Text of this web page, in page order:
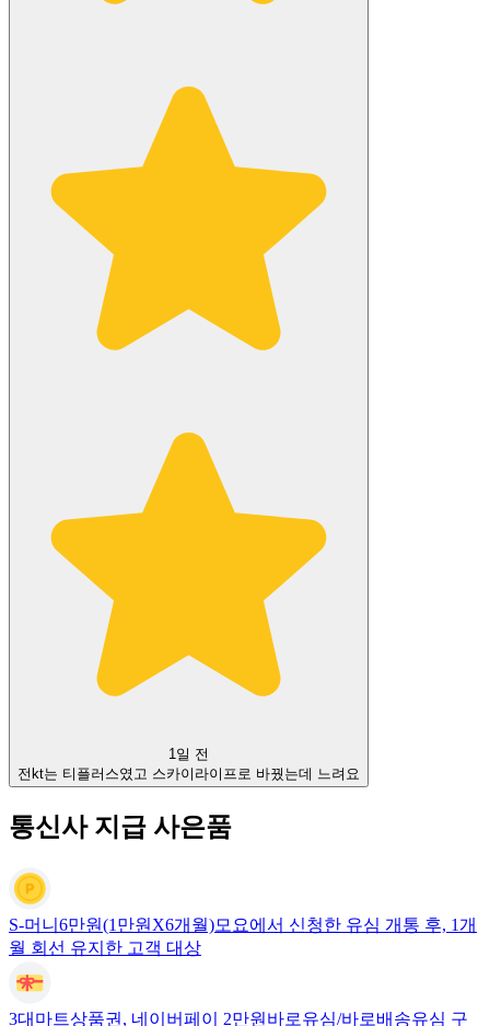
1일 전
전kt는 티플러스였고 스카이라이프로 바꿨는데 느려요
통신사 지급 사은품
S-머니6만원(1만원X6개월)모요에서 신청한 유심 개통 후, 1개
월 회선 유지한 고객 대상
3대마트상품권, 네이버페이 2만원 바로유심/바로배송유심 구